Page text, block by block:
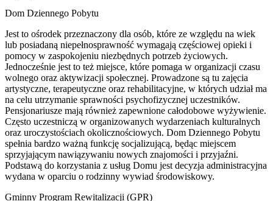
Dom Dziennego Pobytu
Jest to ośrodek przeznaczony dla osób, które ze względu na wiek
lub posiadaną niepełnosprawność wymagają częściowej opieki i
pomocy w zaspokojeniu niezbędnych potrzeb życiowych.
Jednocześnie jest to też miejsce, które pomaga w organizacji czasu
wolnego oraz aktywizacji społecznej. Prowadzone są tu zajęcia
artystyczne, terapeutyczne oraz rehabilitacyjne, w których udział ma
na celu utrzymanie sprawności psychofizycznej uczestników.
Pensjonariusze mają również zapewnione całodobowe wyżywienie.
Często uczestniczą w organizowanych wydarzeniach kulturalnych
oraz uroczystościach okolicznościowych. Dom Dziennego Pobytu
spełnia bardzo ważną funkcję socjalizującą, będąc miejscem
sprzyjającym nawiązywaniu nowych znajomości i przyjaźni.
Podstawą do korzystania z usług Domu jest decyzja administracyjna
wydana w oparciu o rodzinny wywiad środowiskowy.
Gminny Program Rewitalizacji (GPR)